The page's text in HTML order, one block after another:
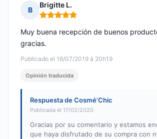
B
Brigitte L.
Nota: 5 de 5
Publicado el 16/07/2019 à 20h19
Muy buena recepción de buenos
gracias.
Opinión traducida
Respuesta de Cosmé’Chic
Publicada el 17/02/2020
Gracias por su comentario y estamos
que haya disfrutado de su compra con